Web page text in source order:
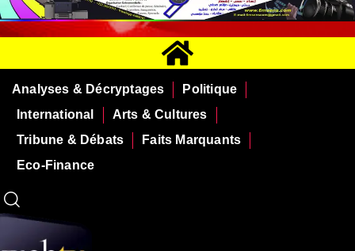
Analyses & Décryptages
Politique
International
Arts & Cultures
Tribune & Débats
Faits Marquants
Eco-Finance